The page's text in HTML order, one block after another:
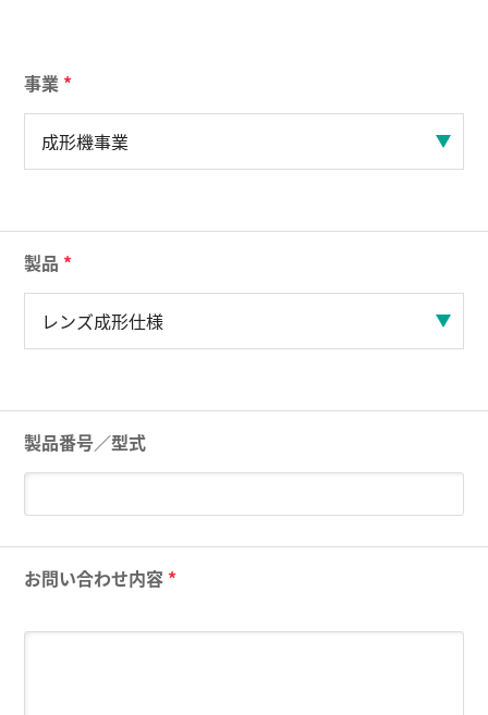
事業 *
製品 *
製品番号／型式
お問い合わせ内容 *